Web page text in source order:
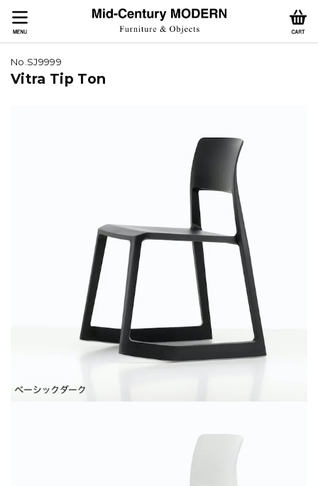
No.SJ9999
Vitra Tip Ton